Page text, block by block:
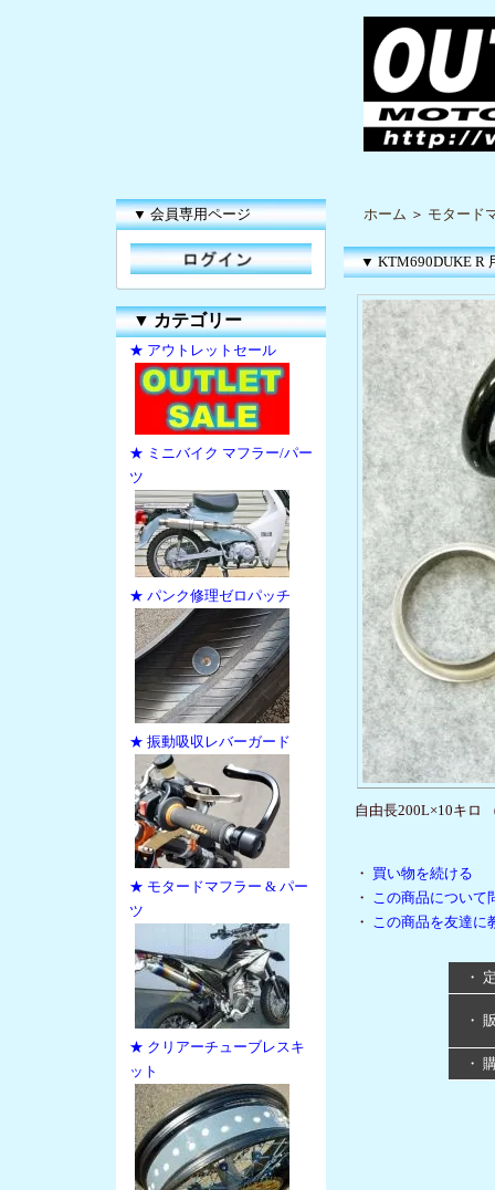
▼ 会員専用ページ
▼カテゴリー
★ アウトレットセール
★ ミニバイク マフラー/パー
ツ
★ パンク修理ゼロパッチ
★ 振動吸収レバーガード
★ モタードマフラー & パー
ツ
★ クリアーチューブレスキ
ット
ホーム ＞ モタード
▼ KTM690DUKE R
自由長200L×10キロ
・ 買い物を続ける
・ この商品について
・ この商品を友達に
・
・
・